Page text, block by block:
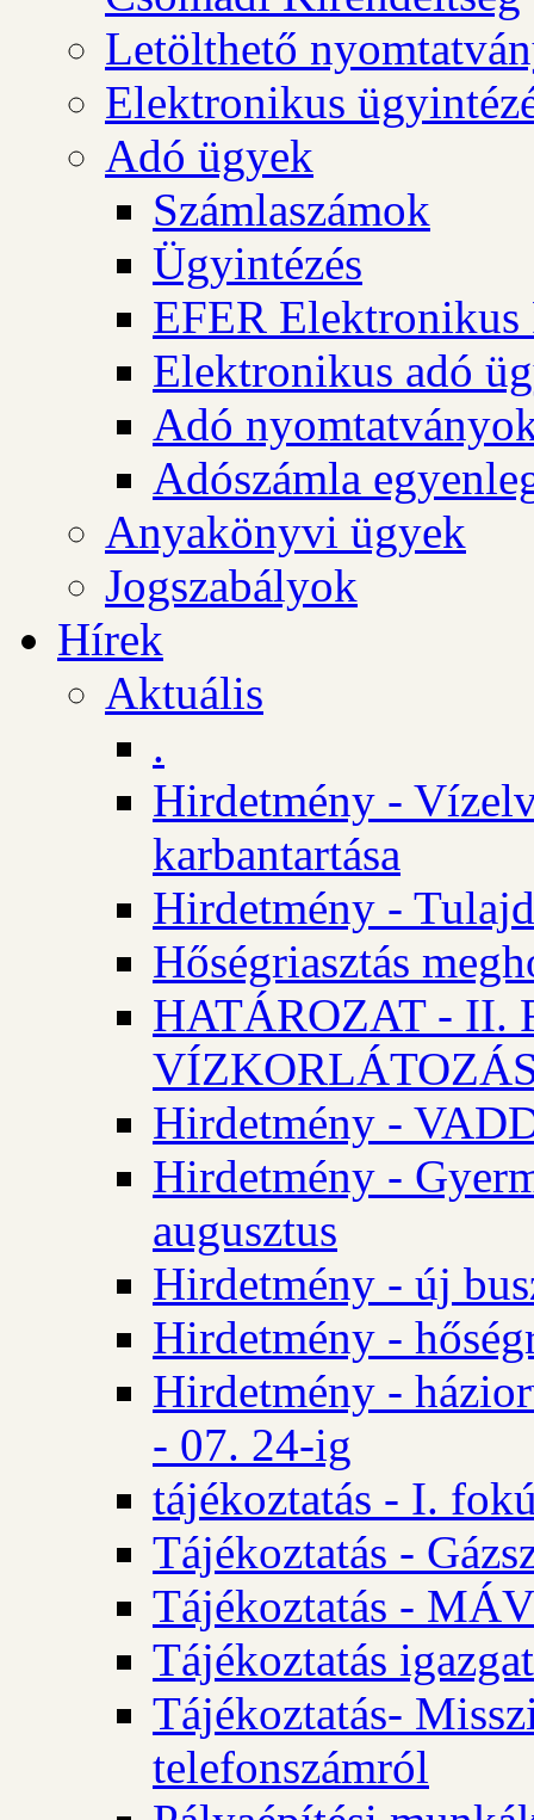
Letölthető
Elektronikus
Adó ügyek
Számlaszámok
Ügyintézés
EFER Elektronikus
Elektronikus adó
Adó
Adószámla
Anyakönyvi ügyek
Jogszabályok
Hírek
Aktuális
.
Hirdetmény -
karbantartása
Hirdetmény -
Hőségriasztás
HATÁROZAT - II.
Hirdetmény -
Hirdetmény -
augusztus
Hirdetmény - új
Hirdetmény -
Hirdetmény -
- 07. 24-ig
tájékoztatás - I.
Tájékoztatás -
Tájékoztatás -
Tájékoztatás
Tájékoztatás-
telefonszámról